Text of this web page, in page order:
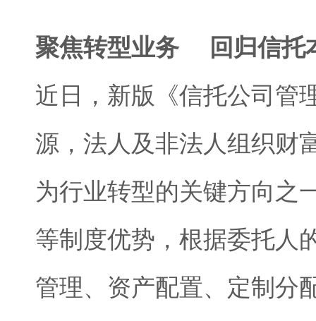
聚焦转型业务 回归信托
近日，新版《信托公司管
源，法人及非法人组织财
为行业转型的关键方向之
等制度优势，根据委托人
管理、资产配置、定制分